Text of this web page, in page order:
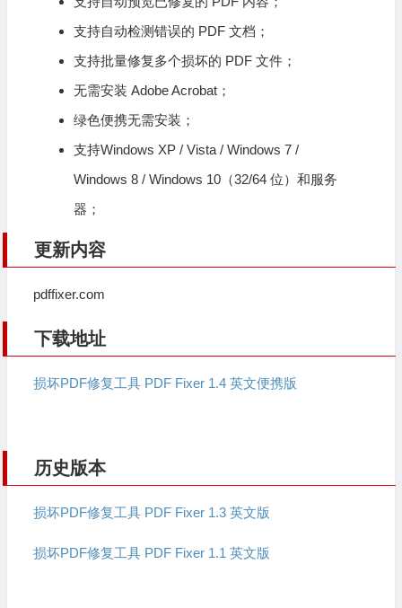
支持自动检测错误的 PDF 文档；
支持批量修复多个损坏的 PDF 文件；
无需安装 Adobe Acrobat；
绿色便携无需安装；
支持Windows XP / Vista / Windows 7 /
Windows 8 / Windows 10（32/64 位）和服务
器；
更新内容
pdffixer.com
下载地址
损坏PDF修复工具 PDF Fixer 1.4 英文便携版
历史版本
损坏PDF修复工具 PDF Fixer 1.3 英文版
损坏PDF修复工具 PDF Fixer 1.1 英文版